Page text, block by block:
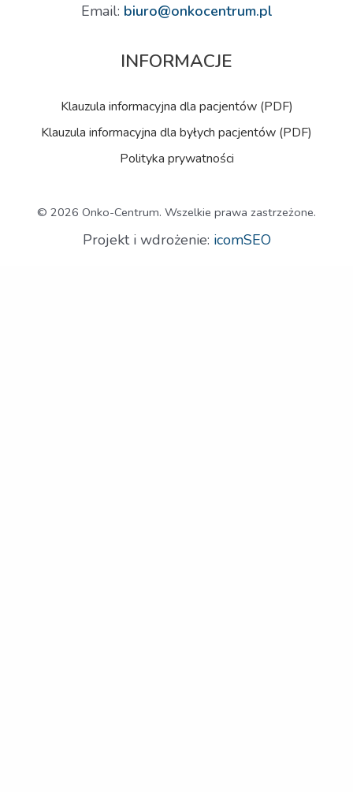
Email: biuro@onkocentrum.pl
INFORMACJE
Klauzula informacyjna dla pacjentów (PDF)
Klauzula informacyjna dla byłych pacjentów (PDF)
Polityka prywatności
© 2026 Onko-Centrum. Wszelkie prawa zastrzeżone.
Projekt i wdrożenie: icomSEO